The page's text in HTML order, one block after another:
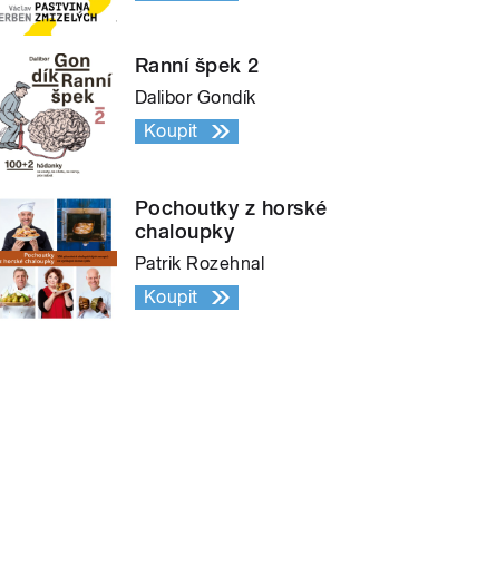
Ranní špek 2
Dalibor Gondík
Koupit
Pochoutky z horské
chaloupky
Patrik Rozehnal
Koupit